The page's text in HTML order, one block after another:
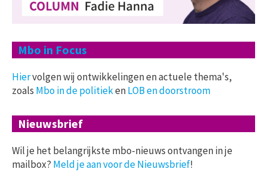
Mbo in Focus
Hiervolgen wij ontwikkelingen en actuele thema's,
zoals Mbo in de politiekenLOB en doorstroom
Nieuwsbrief
Wil je het belangrijkste mbo-nieuws ontvangen in je
mailbox? Meld je aan voor de Nieuwsbrief!